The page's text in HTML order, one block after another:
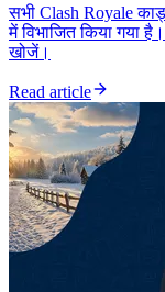
सभी Clash Royale
में विभाजित किया गया
खोजें।
Read article